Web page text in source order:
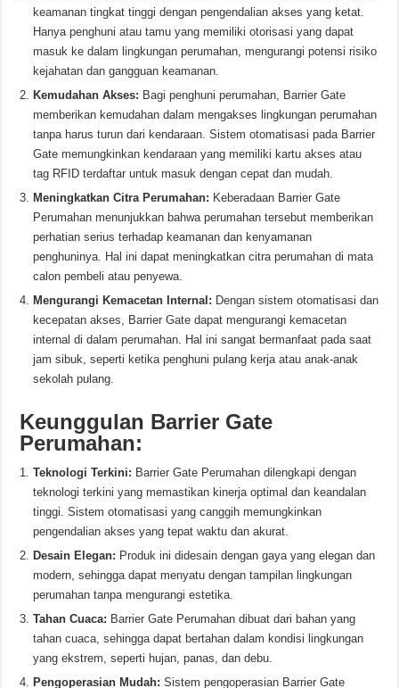
keamanan tingkat tinggi dengan pengendalian akses yang ketat.
Hanya penghuni atau tamu yang memiliki otorisasi yang dapat
masuk ke dalam lingkungan perumahan, mengurangi potensi risiko
kejahatan dan gangguan keamanan.
Kemudahan Akses: Bagi penghuni perumahan, Barrier Gate
memberikan kemudahan dalam mengakses lingkungan perumahan
tanpa harus turun dari kendaraan. Sistem otomatisasi pada Barrier
Gate memungkinkan kendaraan yang memiliki kartu akses atau
tag RFID terdaftar untuk masuk dengan cepat dan mudah.
Meningkatkan Citra Perumahan: Keberadaan Barrier Gate
Perumahan menunjukkan bahwa perumahan tersebut memberikan
perhatian serius terhadap keamanan dan kenyamanan
penghuninya. Hal ini dapat meningkatkan citra perumahan di mata
calon pembeli atau penyewa.
Mengurangi Kemacetan Internal: Dengan sistem otomatisasi dan
kecepatan akses, Barrier Gate dapat mengurangi kemacetan
internal di dalam perumahan. Hal ini sangat bermanfaat pada saat
jam sibuk, seperti ketika penghuni pulang kerja atau anak-anak
sekolah pulang.
Keunggulan Barrier Gate
Perumahan:
Teknologi Terkini: Barrier Gate Perumahan dilengkapi dengan
teknologi terkini yang memastikan kinerja optimal dan keandalan
tinggi. Sistem otomatisasi yang canggih memungkinkan
pengendalian akses yang tepat waktu dan akurat.
Desain Elegan: Produk ini didesain dengan gaya yang elegan dan
modern, sehingga dapat menyatu dengan tampilan lingkungan
perumahan tanpa mengurangi estetika.
Tahan Cuaca: Barrier Gate Perumahan dibuat dari bahan yang
tahan cuaca, sehingga dapat bertahan dalam kondisi lingkungan
yang ekstrem, seperti hujan, panas, dan debu.
Pengoperasian Mudah: Sistem pengoperasian Barrier Gate